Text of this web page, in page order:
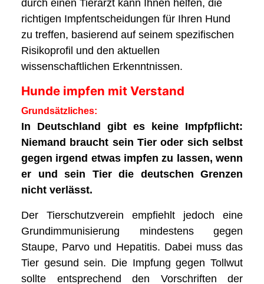
durch einen Tierarzt kann Ihnen helfen, die
richtigen Impfentscheidungen für Ihren Hund
zu treffen, basierend auf seinem spezifischen
Risikoprofil und den aktuellen
wissenschaftlichen Erkenntnissen.
Hunde impfen mit Verstand
Grundsätzliches:
In Deutschland gibt es keine Impfpflicht:
Niemand braucht sein Tier oder sich selbst
gegen irgend etwas impfen zu lassen, wenn
er und sein Tier die deutschen Grenzen
nicht verlässt.
Der Tierschutzverein empfiehlt jedoch eine
Grundimmunisierung mindestens gegen
Staupe, Parvo und Hepatitis. Dabei muss das
Tier gesund sein. Die Impfung gegen Tollwut
sollte entsprechend den Vorschriften der